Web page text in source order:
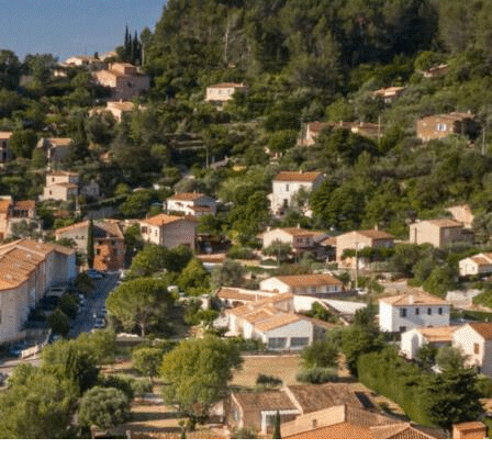
Exporter les lignes sélectionnées
Exporter toutes les colonnes
Exporter uniquement les colonnes affichées
Menu
<
>
Promotion de la santé
Les métiers de la communauté soignante
?>
Images de la page d'accueil
Cliquez pour éditer